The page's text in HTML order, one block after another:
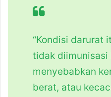
“Kondisi darurat
tidak diimunisasi
menyebabkan
berat, atau